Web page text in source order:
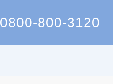
0800-800-3120